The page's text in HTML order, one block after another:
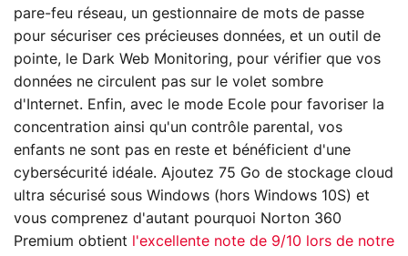
pare-feu réseau, un gestionnaire de mots de passe
pour sécuriser ces précieuses données, et un outil de
pointe, le Dark Web Monitoring, pour vérifier que vos
données ne circulent pas sur le volet sombre
d'Internet. Enfin, avec le mode Ecole pour favoriser la
concentration ainsi qu'un contrôle parental, vos
enfants ne sont pas en reste et bénéficient d'une
cybersécurité idéale. Ajoutez 75 Go de stockage cloud
ultra sécurisé sous Windows (hors Windows 10S) et
vous comprenez d'autant pourquoi Norton 360
Premium obtient
l'excellente note de 9/10 lors de notre